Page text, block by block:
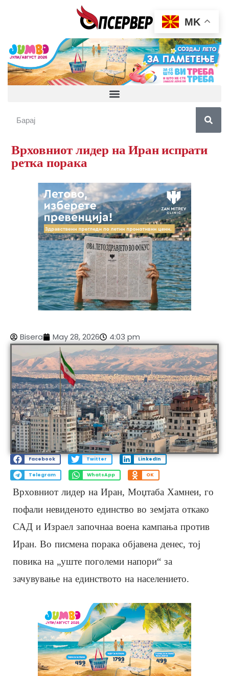
Врховниот лидер на Иран испрати
ретка порака
Bisera May 28, 2026 4:03 pm
Facebook Twitter LinkedIn
Telegram WhatsApp OK
Врховниот лидер на Иран, Моџтаба Хамнеи, го
пофали невиденото единство во земјата откако
САД и Израел започнаа воена кампања против
Иран. Во писмена порака објавена денес, тој
повика на „уште поголеми напори“ за
зачувување на единството на населението.
MK